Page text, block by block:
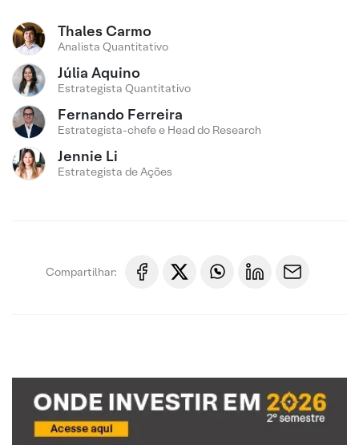
Thales Carmo
Analista Quantitativo
Júlia Aquino
Estrategista Quantitativo
Fernando Ferreira
Estrategista-chefe e Head do Research
Jennie Li
Estrategista de Ações
Compartilhar: